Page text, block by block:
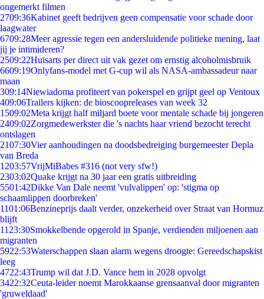
ongemerkt filmen
2709:36Kabinet geeft bedrijven geen compensatie voor schade door
laagwater
6709:28Meer agressie tegen een andersluidende politieke mening, laat
jij je intimideren?
2509:22Huisarts per direct uit vak gezet om ernstig alcoholmisbruik
6609:19Onlyfans-model met G-cup wil als NASA-ambassadeur naar
maan
309:14Niewiadoma profiteert van pokerspel en grijpt geel op Ventoux
409:06Trailers kijken: de bioscoopreleases van week 32
1509:02Meta krijgt half miljard boete voor mentale schade bij jongeren
2409:02Zorgmedewerkster die 's nachts haar vriend bezocht terecht
ontslagen
2107:30Vier aanhoudingen na doodsbedreiging burgemeester Depla
van Breda
1203:57VrijMiBabes #316 (not very sfw!)
2303:02Quake krijgt na 30 jaar een gratis uitbreiding
5501:42Dikke Van Dale neemt 'vulvalippen' op: 'stigma op
schaamlippen doorbreken'
1101:06Benzineprijs daalt verder, onzekerheid over Straat van Hormuz
blijft
11 23:30Smokkelbende opgerold in Spanje, verdienden miljoenen aan
migranten
5922:53Waterschappen slaan alarm wegens droogte: Gereedschapskist
leeg
4722:43Trump wil dat J.D. Vance hem in 2028 opvolgt
3422:32Ceuta-leider noemt Marokkaanse grensaanval door migranten
'gruweldaad'